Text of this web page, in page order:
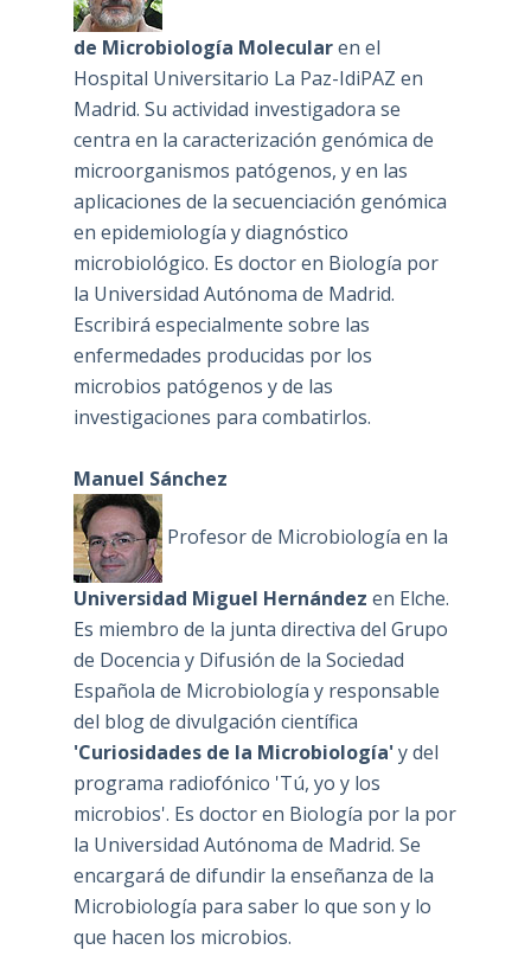
de Microbiología Molecularen el
Hospital Universitario La Paz-IdiPAZ en
Madrid. Su actividad investigadora se
centra en la caracterización genómica de
microorganismos patógenos, y en las
aplicaciones de la secuenciación genómica
en epidemiología y diagnóstico
microbiológico. Es doctor en Biología por
la Universidad Autónoma de Madrid.
Escribirá especialmente sobre las
enfermedades producidas por los
microbios patógenos y de las
investigaciones para combatirlos.
Manuel Sánchez
Profesor de Microbiología en la
Universidad Miguel Hernández en Elche.
Es miembro de la junta directiva del Grupo
de Docencia y Difusión de la Sociedad
Española de Microbiología y responsable
del blog de divulgación científica
'Curiosidades de la Microbiología'y del
programa radiofónico 'Tú, yo y los
microbios'. Es doctor en Biología por la por
la Universidad Autónoma de Madrid. Se
encargará de difundir la enseñanza de la
Microbiología para saber lo que son y lo
que hacen los microbios.